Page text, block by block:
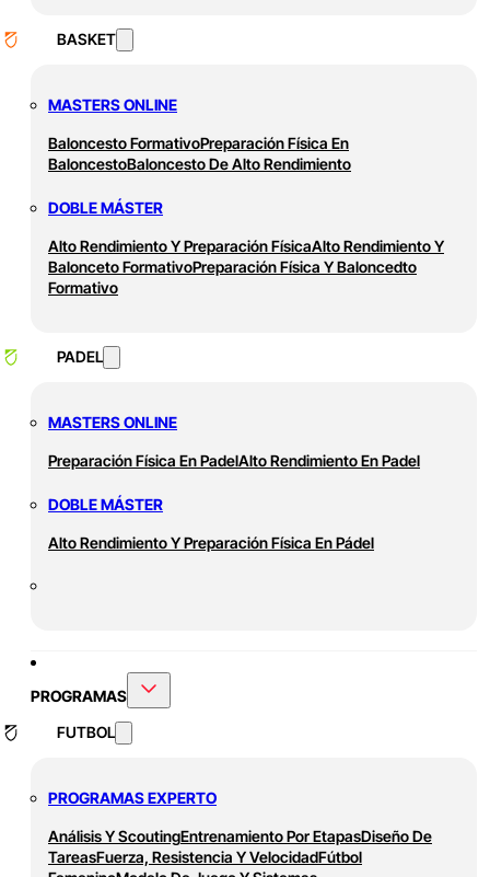
BASKET
MASTERS ONLINE
Baloncesto FormativoPreparación Física En
BaloncestoBaloncesto De Alto Rendimiento
DOBLE MÁSTER
Alto Rendimiento Y Preparación FísicaAlto Rendimiento Y
Balonceto FormativoPreparación Física Y Baloncedto
Formativo
PADEL
MASTERS ONLINE
Preparación Física En PadelAlto Rendimiento En Padel
DOBLE MÁSTER
Alto Rendimiento Y Preparación Física En Pádel
PROGRAMAS
FUTBOL
PROGRAMAS EXPERTO
Análisis Y ScoutingEntrenamiento Por EtapasDiseño De
TareasFuerza, Resistencia Y VelocidadFútbol